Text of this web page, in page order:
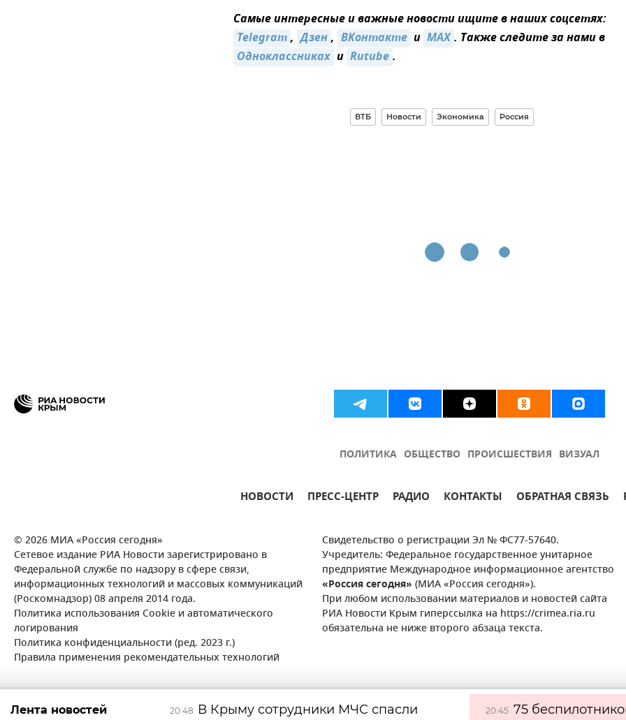
Самые интересные и важные новости ищите в наших соцсетях:
Telegram, Дзен, ВКонтакте и MAX. Также следите за нами в
Одноклассниках и Rutube.
ВТБ Новости Экономика Россия
ПОЛИТИКА ОБЩЕСТВО ПРОИСШЕСТВИЯ ВИЗУАЛ
НОВОСТИ ПРЕСС-ЦЕНТР РАДИО КОНТАКТЫ ОБРАТНАЯ СВЯЗЬ
© 2026 МИА «Россия сегодня»
Сетевое издание РИА Новости зарегистрировано в
Федеральной службе по надзору в сфере связи,
информационных технологий и массовых коммуникаций
(Роскомнадзор) 08 апреля 2014 года.
Политика использования Cookie и автоматического
логирования
Политика конфиденциальности (ред. 2023 г.)
Правила применения рекомендательных технологий
Свидетельство о регистрации Эл № ФС77-57640.
Учредитель: Федеральное государственное унитарное
предприятие Международное информационное агентство
«Россия сегодня» (МИА «Россия сегодня»).
При любом использовании материалов и новостей сайта
РИА Новости Крым гиперссылка на https://crimea.ria.ru
обязательна не ниже второго абзаца текста.
20:48 В Крыму сотрудники МЧС спасли
20:45 75
Лента новостей